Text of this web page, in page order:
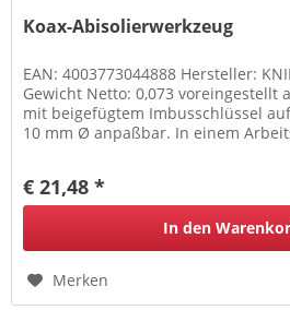
Koax-Abisolierwerkzeug
EAN: 4003773044888 Hersteller:
Gewicht Netto: 0,073 voreingestellt
mit beigefügtem Imbusschlüssel
10 mm Ø anpaßbar. In einem
€ 21,48 *
In den
Merken